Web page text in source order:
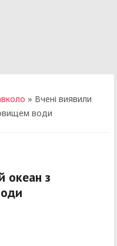
» Вчені виявили
води
океан з